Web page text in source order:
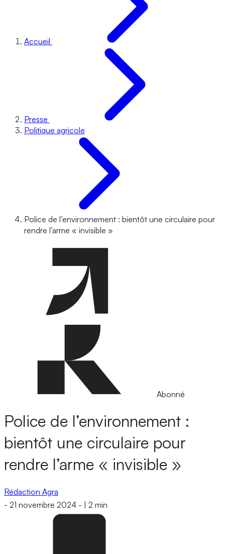
Accueil
Presse
Politique agricole
Police de l’environnement : bientôt une circulaire pour
rendre l’arme « invisible »
Abonné
Police de l’environnement :
bientôt une circulaire pour
rendre l’arme « invisible »
Rédaction Agra
- 21 novembre 2024 - 2 min